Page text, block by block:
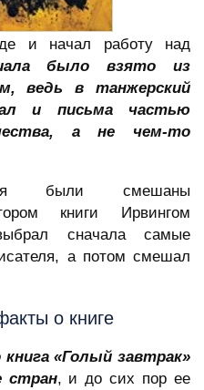
и начал работу над
было взято из
ведь в танжерский
и письма частью
а не чем-то
были смешаны
книги Ирвингом
сначала самые
а потом смешал
о книге
«Голый завтрак»
стран, и до сих пор ее